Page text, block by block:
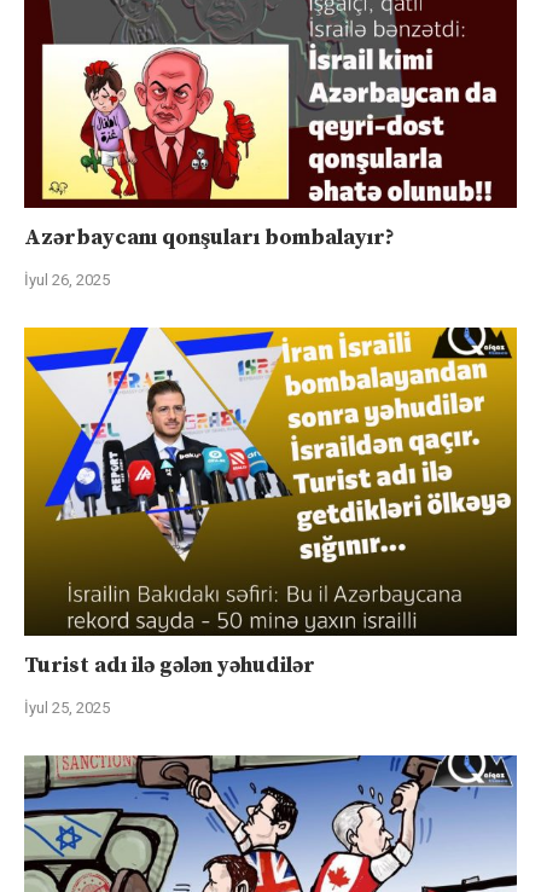
Azərbaycanı qonşuları bombalayır?
İyul 26, 2025
Turist adı ilə gələn yəhudilər
İyul 25, 2025